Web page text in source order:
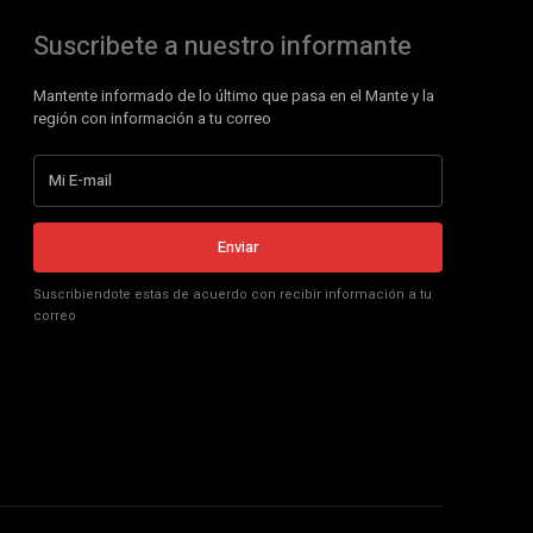
Suscribete a nuestro informante
Mantente informado de lo último que pasa en el Mante y la
región con información a tu correo
Enviar
Suscribiendote estas de acuerdo con recibir información a tu
correo